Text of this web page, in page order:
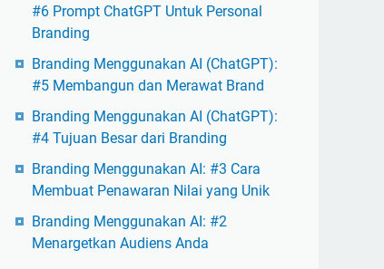
#6 Prompt ChatGPT Untuk Personal
Branding
Branding Menggunakan AI (ChatGPT):
#5 Membangun dan Merawat Brand
Branding Menggunakan AI (ChatGPT):
#4 Tujuan Besar dari Branding
Branding Menggunakan AI: #3 Cara
Membuat Penawaran Nilai yang Unik
Branding Menggunakan AI: #2
Menargetkan Audiens Anda